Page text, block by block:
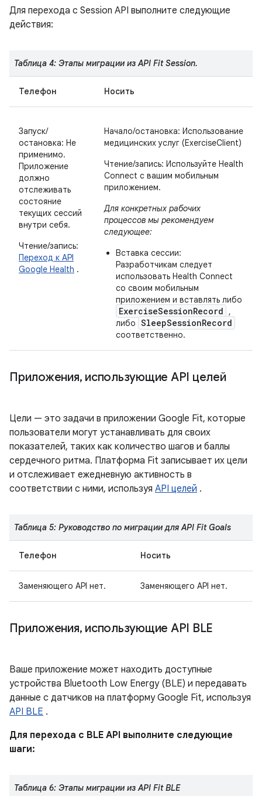
Для перехода с Session API выполните следующие
действия:
Таблица 4: Этапы миграции из API Fit Session.
Телефон Носить
Запуск/
остановка: Не
применимо.
Приложение
должно
отслеживать
состояние
текущих сессий
внутри себя.
Чтение/запись:
Переход к API
Google Health .
Начало/остановка: Использование
медицинских услуг (ExerciseClient)
Чтение/запись: Используйте Health
Connect с вашим мобильным
приложением.
Для конкретных рабочих
процессов мы рекомендуем
следующее:
Вставка сессии:
Разработчикам следует
использовать Health Connect
со своим мобильным
приложением и вставлять либо
ExerciseSessionRecord
,
либо SleepSessionRecord
соответственно.
Приложения, использующие API целей
Цели — это задачи в приложении Google Fit, которые
пользователи могут устанавливать для своих
показателей, таких как количество шагов и баллы
сердечного ритма. Платформа Fit записывает их цели
и отслеживает ежедневную активность в
соответствии с ними, используя API целей .
Таблица 5: Руководство по миграции для API Fit Goals
Телефон Носить
Заменяющего API нет. Заменяющего API нет.
Приложения, использующие API BLE
Ваше приложение может находить доступные
устройства Bluetooth Low Energy (BLE) и передавать
данные с датчиков на платформу Google Fit, используя
API BLE .
Для перехода с BLE API выполните следующие
шаги:
Таблица 6: Этапы миграции из API Fit BLE